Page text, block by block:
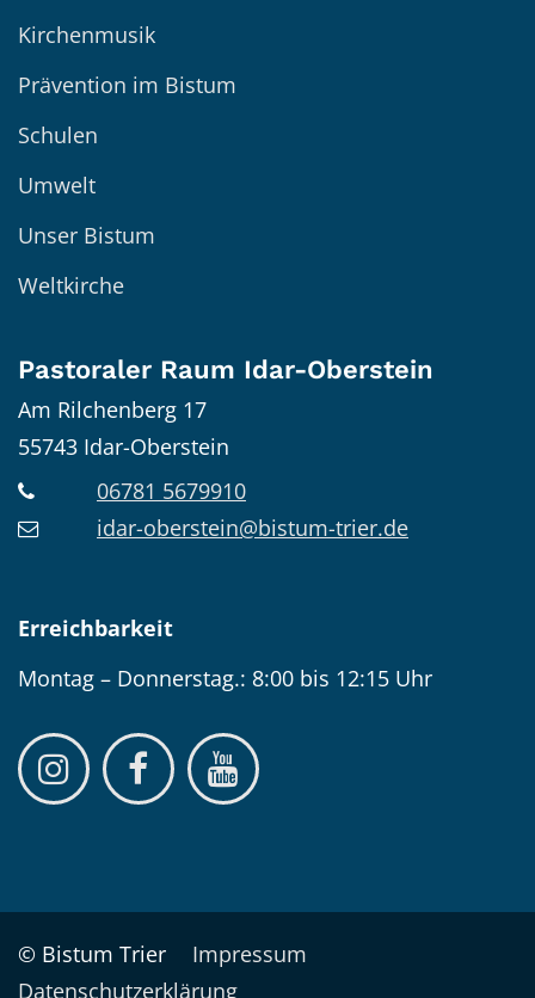
Kirchenmusik
Prävention im Bistum
Schulen
Umwelt
Unser Bistum
Weltkirche
Pastoraler Raum Idar-Oberstein
Am Rilchenberg 17
55743 Idar-Oberstein
06781 5679910
idar-oberstein@bistum-trier.de
Erreichbarkeit
Montag – Donnerstag.: 8:00 bis 12:15 Uhr
© Bistum Trier
Impressum
Datenschutzerklärung